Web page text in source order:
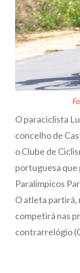
O paraciclista
concelho de
o Clube de
portuguesa que
Paralímpicos
O atleta partirá,
competirá nas
contrarrelógio